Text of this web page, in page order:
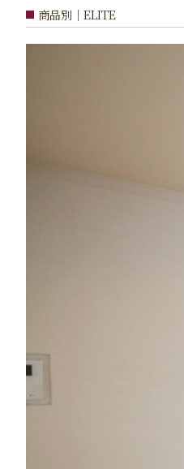
商品別｜ELITE